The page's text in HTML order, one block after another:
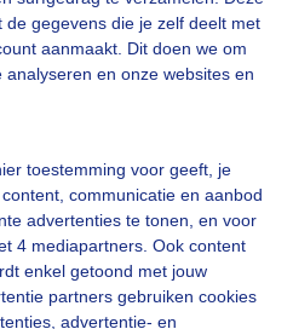
gegevens die je zelf deelt met
aanmaakt. Dit doen we om
en onze websites en
toestemming voor geeft, je
communicatie en aanbod
advertenties te tonen, en voor
4 mediapartners. Ook content
enkel getoond met jouw
partners gebruiken cookies
advertentie- en